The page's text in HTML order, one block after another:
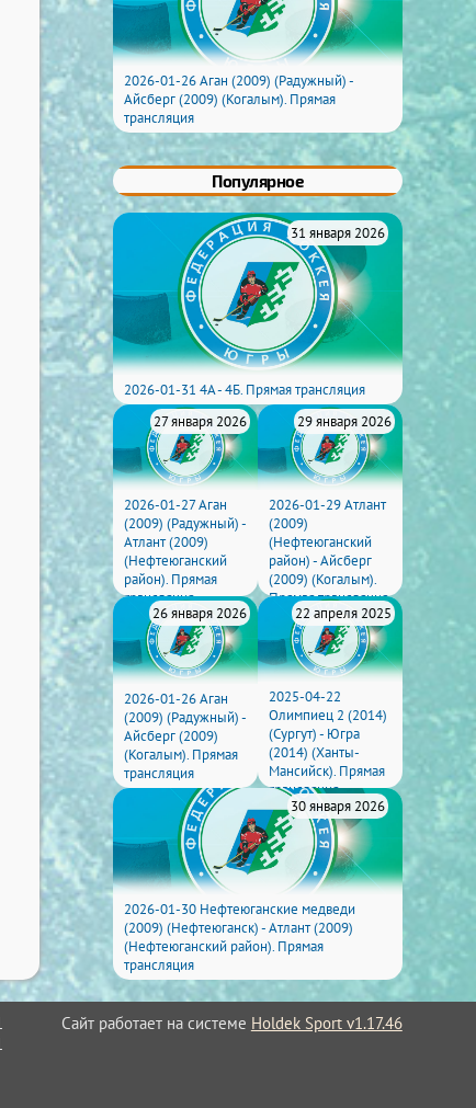
2026-01-26 Аган (2009) (Радужный) -
Айсберг (2009) (Когалым). Прямая
трансляция
Популярное
31 января 2026
2026-01-31 4А - 4Б. Прямая трансляция
27 января 2026
2026-01-27 Аган
(2009) (Радужный) -
Атлант (2009)
(Нефтеюганский
район). Прямая
трансляция
29 января 2026
2026-01-29 Атлант
(2009)
(Нефтеюганский
район) - Айсберг
(2009) (Когалым).
Прямая трансляция
26 января 2026
2026-01-26 Аган
(2009) (Радужный) -
Айсберг (2009)
(Когалым). Прямая
трансляция
22 апреля 2025
2025-04-22
Олимпиец 2 (2014)
(Сургут) - Югра
(2014) (Ханты-
Мансийск). Прямая
трансляция
30 января 2026
2026-01-30 Нефтеюганские медведи
(2009) (Нефтеюганск) - Атлант (2009)
(Нефтеюганский район). Прямая
трансляция
Сайт работает на системе Holdek Sport v1.17.46